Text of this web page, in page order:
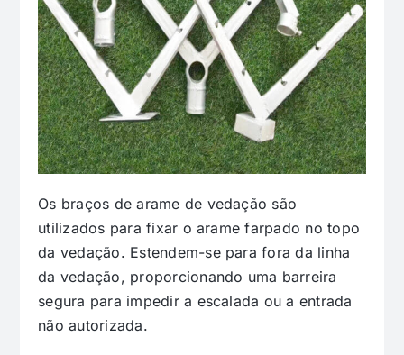
Os braços de arame de vedação são
utilizados para fixar o arame farpado no topo
da vedação. Estendem-se para fora da linha
da vedação, proporcionando uma barreira
segura para impedir a escalada ou a entrada
não autorizada.